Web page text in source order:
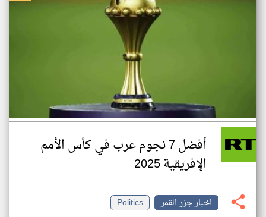
أفضل 7 نجوم عرب في كأس الأمم
الإفريقية 2025
اخبار جزر القمر
Politics